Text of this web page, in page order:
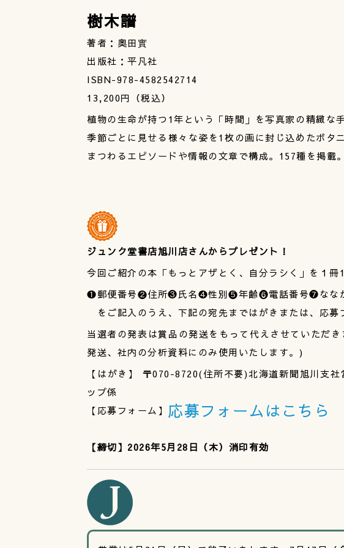
樹木譜
著者：奥田實
出版社：平凡社
ISBN-978-4582542714
13,200円（税込）
植物の生命が持つ1年という「時間」を写真家の精緻な
季節ごとに見せる様々な姿を1枚の画に封じ込めたボタ
まつわるエピソードや情報の文章で構成。157種を掲載。
ジュンク堂書店旭川店さんからプレゼント！
今回ご紹介の本「もっとアザとく、自分ラシく」を１冊
❶郵便番号❷住所❸氏名❹性別❺年齢❻電話番号❼なな
をご記入のうえ、下記の宛先まではがきまたは、応募
当選者の発表は賞品の発送をもって代えさせていただ
発送、社内の分析資料にのみ使用いたします。)
【はがき】 〒070-8720(住所不要)北海道新聞旭川支
ップ係
【応募フォーム】 応募フォームはこちら
【締切】2026年5月28日（木）消印有効